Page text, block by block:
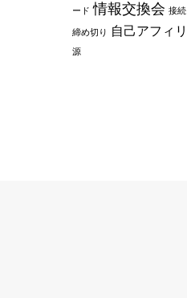
ード 情報交換会 接続
締め切り 自己アフィリ
源